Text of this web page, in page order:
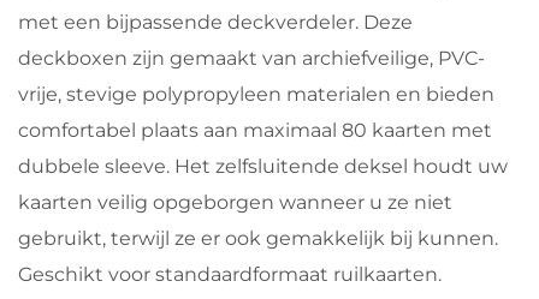
met een bijpassende deckverdeler. Deze
deckboxen zijn gemaakt van archiefveilige, PVC-
vrije, stevige polypropyleen materialen en bieden
comfortabel plaats aan maximaal 80 kaarten met
dubbele sleeve. Het zelfsluitende deksel houdt uw
kaarten veilig opgeborgen wanneer u ze niet
gebruikt, terwijl ze er ook gemakkelijk bij kunnen.
Geschikt voor standaardformaat ruilkaarten.